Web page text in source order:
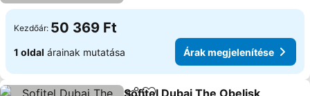
Kezdőár: 50 369 Ft
1 oldal árainak mutatása Árak megjelenítése
Sofitel Dubai The Obelisk